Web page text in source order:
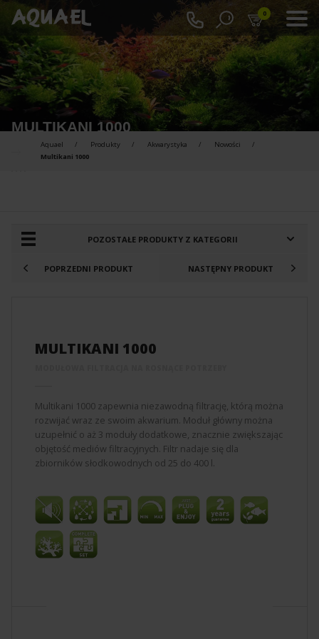
0
MULTIKANI 1000
Aquael Produkty Akwarystyka
Nowości
Multikani 1000
PRODUKTY DO PORÓWNANIA :
POZOSTAŁE PRODUKTY Z KATEGORII
POPRZEDNI PRODUKT NASTĘPNY PRODUKT
MULTIKANI 1000
Multikani 1000 zapewnia niezawodną filtrację, którą można
rozwijać wraz ze swoim akwarium. Moduł główny można
uzupełnić o aż 3 moduły dodatkowe, znacznie zwiększając
objętość mediów filtracyjnych. Filtr nadaje się dla
zbiorników słodkowodnych od 25 do 400 l.